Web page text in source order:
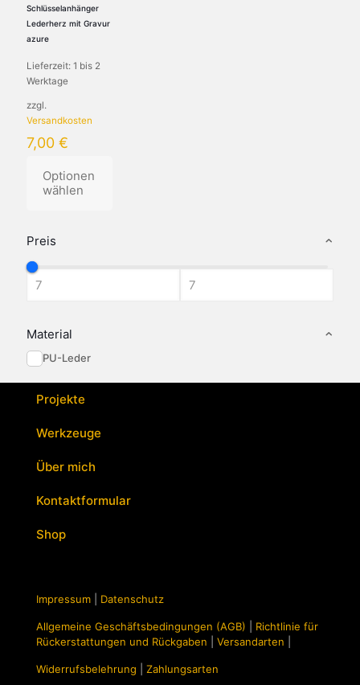
Preis
Material
PU-Leder
können
auf
der
gewählt
werden
Schlüsselanhänger
Lederherz mit Gravur
azure
Lieferzeit: 1 bis 2
Werktage
zzgl.
Versandkosten
7,00 €
Optionen
wählen
Produkt
mehrere
Varianten
Optionen
gewählt
Projekte
Werkzeuge
Über mich
Kontaktformular
Shop
Impressum Datenschutz
Allgemeine Geschäftsbedingungen (AGB)
Richtlinie für
Rückerstattungen und Rückgaben
Versandarten
Widerrufsbelehrung Zahlungsarten